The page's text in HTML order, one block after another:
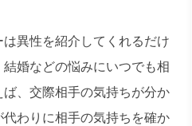
異性を紹介してくれるだけ
婚などの悩みにいつでも相
、交際相手の気持ちが分か
わりに相手の気持ちを確か